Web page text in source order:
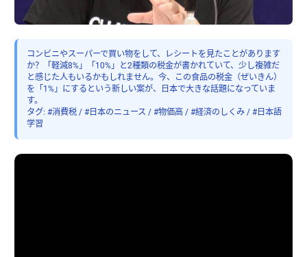
コンビニやスーパーで買い物をして、レシートを見たことがあります
か？「軽減8%」「10%」と2種類の税金が書かれていて、少し複雑だ
と感じた人もいるかもしれません。今、この食品の税金（ぜいきん）
を「1%」にするという新しい案が、日本で大きな話題になっていま
す。
タグ: #消費税 / #日本のニュース / #物価高 / #経済のしくみ / #日本語
学習